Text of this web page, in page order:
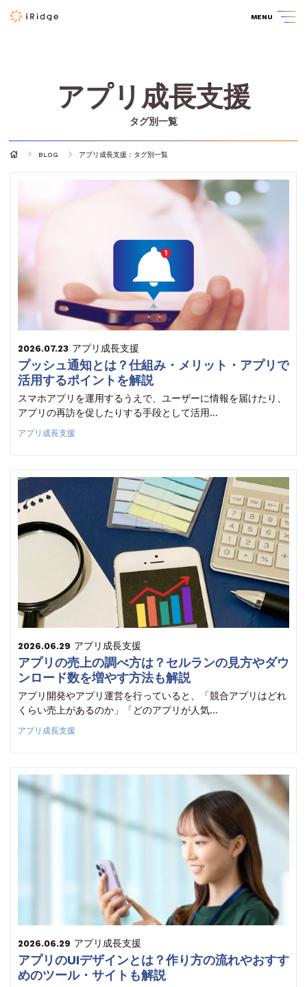
MENU
アプリ成長支援
タグ別一覧
BLOG アプリ成長支援：タグ別一覧
2026.07.23 アプリ成長支援
プッシュ通知とは？仕組み・メリット・アプリで
活用するポイントを解説
スマホアプリを運用するうえで、ユーザーに情報を届けたり、
アプリの再訪を促したりする手段として活用…
アプリ成長支援
2026.06.29 アプリ成長支援
アプリの売上の調べ方は？セルランの見方やダウ
ンロード数を増やす方法も解説
アプリ開発やアプリ運営を行っていると、「競合アプリはどれ
くらい売上があるのか」「どのアプリが人気…
アプリ成長支援
2026.06.29 アプリ成長支援
アプリのUIデザインとは？作り方の流れやおすす
めのツール・サイトも解説